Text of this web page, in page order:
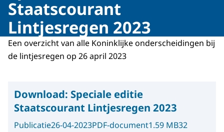
Staatscourant
Lintjesregen 2023
Een overzicht van alle Koninklijke onderscheidingen bij
de lintjesregen op 26 april 2023
Download: Speciale editie
Staatscourant Lintjesregen 2023
Publicatie26-04-2023PDF-document1.59 MB32